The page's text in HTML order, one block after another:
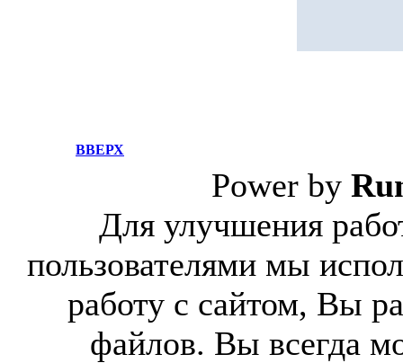
ВВЕРХ
Power by
Для улучшения
пользователями мы
работу с сайтом, Вы
файлов. Вы всегда